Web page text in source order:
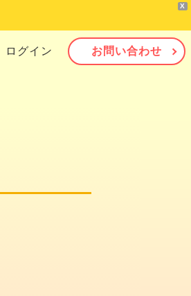
X
ログイン お問い合わせ